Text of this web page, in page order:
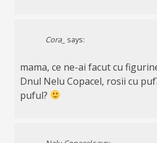
Cora_ says:
mama, ce ne-ai facut cu
Dnul Nelu Copacel, rosii cu
puful?